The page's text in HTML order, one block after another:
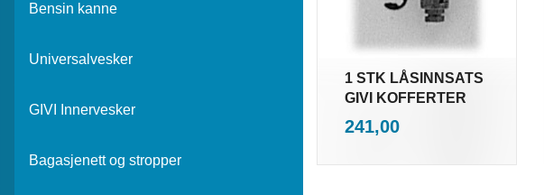
Bensin kanne
Universalvesker
GIVI Innervesker
Bagasjenett og stropper
1 STK LÅSINNSATS
GIVI KOFFERTER
Pris
241,00